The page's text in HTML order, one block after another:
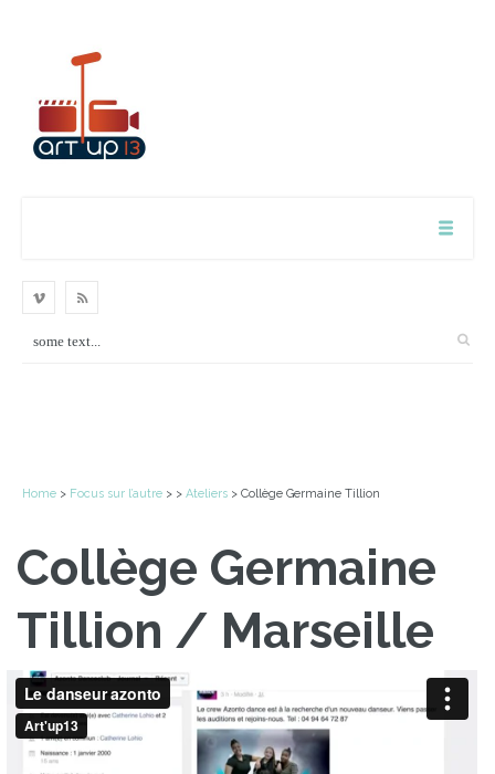
Home > Focus sur l’autre > > Ateliers > Collège Germaine Tillion
Collège Germaine
Tillion / Marseille